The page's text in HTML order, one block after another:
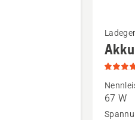
Details
40-
67 W